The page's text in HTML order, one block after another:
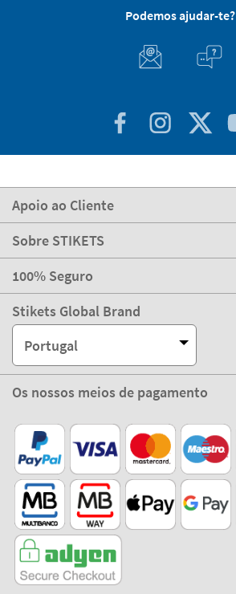
Podemos ajudar-te?
Apoio ao Cliente
Sobre STIKETS
100% Seguro
Stikets Global Brand
Portugal
Os nossos meios de pagamento